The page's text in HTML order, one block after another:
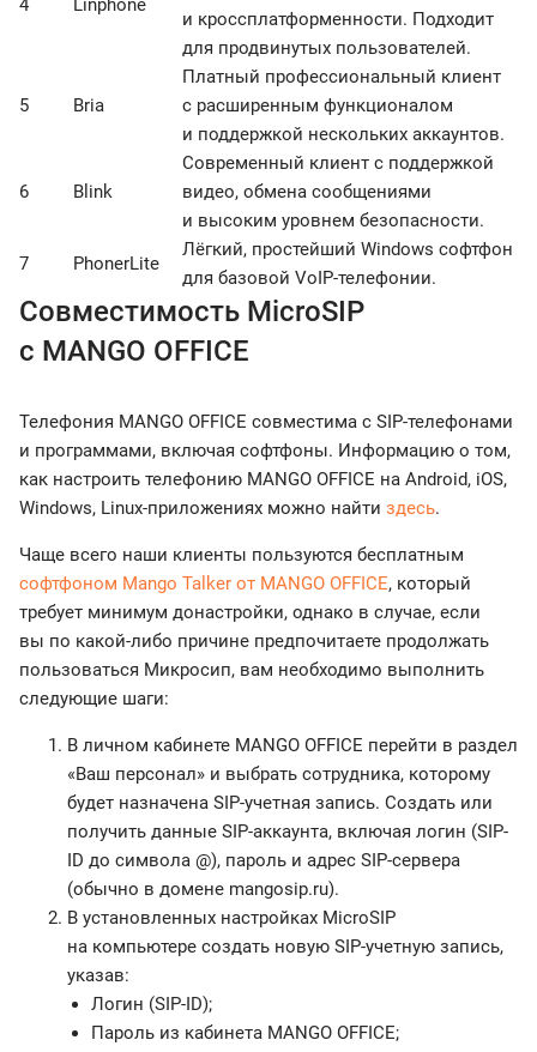
4 Linphone
и кроссплатформенности. Подходит
для продвинутых пользователей.
5 Bria
Платный профессиональный клиент
с расширенным функционалом
и поддержкой нескольких аккаунтов.
6 Blink
Современный клиент с поддержкой
видео, обмена сообщениями
и высоким уровнем безопасности.
7
PhonerLite
Лёгкий, простейший Windows софтфон
для базовой VoIP-телефонии.
Совместимость MicroSIP
с MANGO OFFICE
Телефония MANGO OFFICE совместима с SIP-телефонами
и программами, включая софтфоны. Информацию о том,
как настроить телефонию MANGO OFFICE на Android, iOS,
Windows, Linux-приложениях можно найти здесь.
Чаще всего наши клиенты пользуются бесплатным
софтфоном Mango Talker от MANGO OFFICE, который
требует минимум донастройки, однако в случае, если
вы по какой-либо причине предпочитаете продолжать
пользоваться Микросип, вам необходимо выполнить
следующие шаги:
В личном кабинете MANGO OFFICE перейти в раздел
«Ваш персонал» и выбрать сотрудника, которому
будет назначена SIP-учетная запись. Создать или
получить данные SIP-аккаунта, включая логин (SIP-
ID до символа @), пароль и адрес SIP-сервера
(обычно в домене mangosip.ru).
В установленных настройках MicroSIP
на компьютере создать новую SIP-учетную запись,
указав:
Логин (SIP-ID);
Пароль из кабинета MANGO OFFICE;